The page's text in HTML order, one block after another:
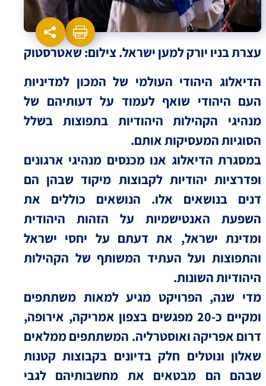
עצרת בניו יורק למען ישראל. צילום: שאטרסטוק
הדיאלוג היהודי העולמי של המכון למדיניות
העם היהודי שואף לעמוד על דעותיהם של
מנהיגי הקהילות היהודיות בתפוצות בשלל
הסוגיות המעסיקות אותם.
במסגרת הדיאלוג אנו מכנסים מנהיגי ארגונים
ופדרציות יהודיות לקבוצות מיקוד שבהן הם
דנים בנושאים אלו. הנושאים כוללים את
השפעת האנטישמיות על הזהות היהודית
ומדינת ישראל, את דעתם על יחסי ישראל
והתפוצות ועל העתיד המשותף של הקהילות
היהודיות השונות.
מדי שנה, הפרויקט מגיע למאות משתתפים
ומקיים כ-20 מפגשים בצפון אמריקה, אירופה,
דרום אפריקה ואוסטרליה. המשתתפים ממלאים
שאלון ונוטלים חלק בדיונים בקבוצות קטנות
שבהם הם מבטאים את מחשבותיהם לגבי